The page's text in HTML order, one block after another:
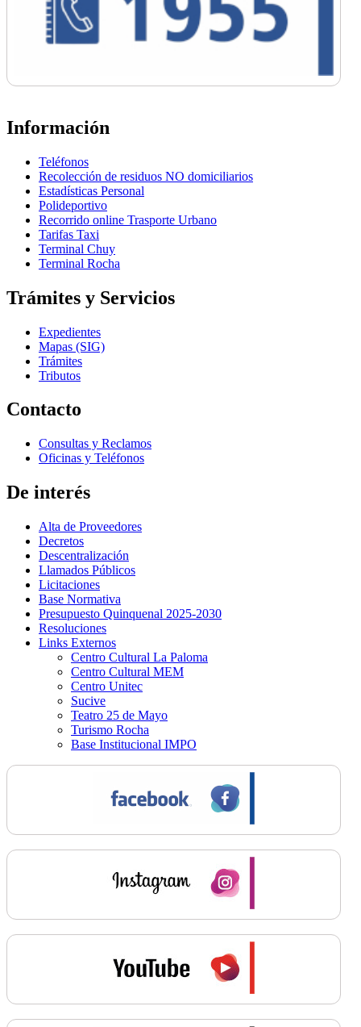
Información
Teléfonos
Recolección de residuos NO domiciliarios
Estadísticas Personal
Polideportivo
Recorrido online Trasporte Urbano
Tarifas Taxi
Terminal Chuy
Terminal Rocha
Trámites y Servicios
Expedientes
Mapas (SIG)
Trámites
Tributos
Contacto
Consultas y Reclamos
Oficinas y Teléfonos
De interés
Alta de Proveedores
Decretos
Descentralización
Llamados Públicos
Licitaciones
Base Normativa
Presupuesto Quinquenal 2025-2030
Resoluciones
Links Externos
Centro Cultural La Paloma
Centro Cultural MEM
Centro Unitec
Sucive
Teatro 25 de Mayo
Turismo Rocha
Base Institucional IMPO